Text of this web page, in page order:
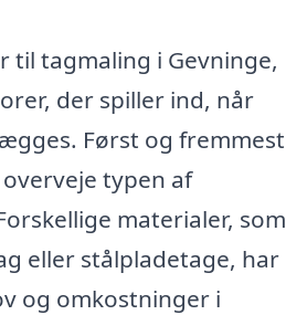
til tagmaling i Gevninge,
der spiller ind, når
Først og fremmest
typen af
materialer, som
eller stålpladetage, har
og omkostninger i